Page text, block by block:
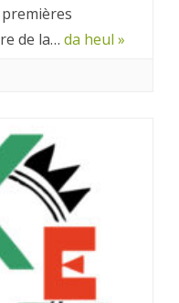
de la… da heul »